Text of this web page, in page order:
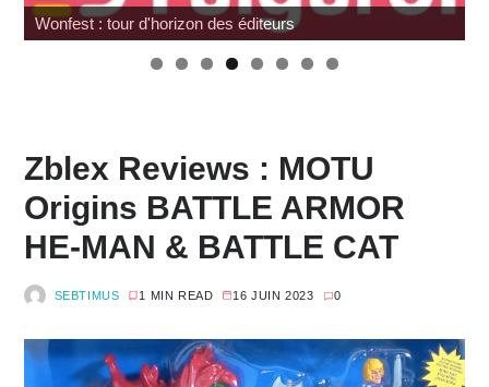
Wonfest : tour d'horizon des éditeurs
Zblex Reviews : MOTU
Origins BATTLE ARMOR
HE-MAN & BATTLE CAT
SEBTIMUS 1 MIN READ 16 JUIN 2023 0